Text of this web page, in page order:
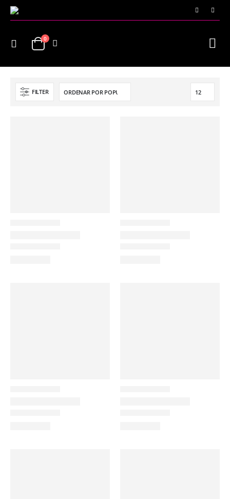
0
FILTER